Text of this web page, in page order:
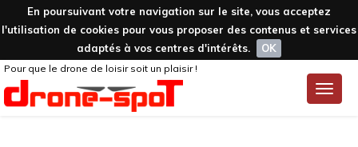
En poursuivant votre navigation sur le site, vous acceptez
l'utilisation de cookies pour vous proposer des contenus et services
adaptés à vos centres d'intérêts.
OK
Toggle
Pour que le drone de loisir soit un plaisir !